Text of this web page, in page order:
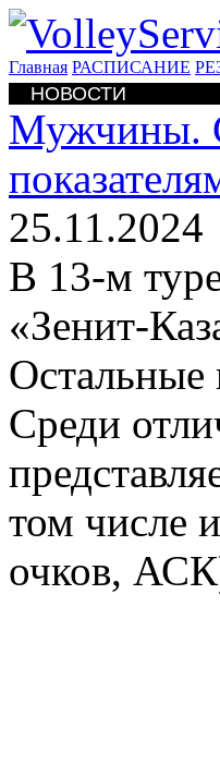
Главная РАСПИСАНИЕ
НОВОСТИ
Мужчины.
25.11.2024
В 13-м
«Зенит-
Остальные
Среди
том
очков,